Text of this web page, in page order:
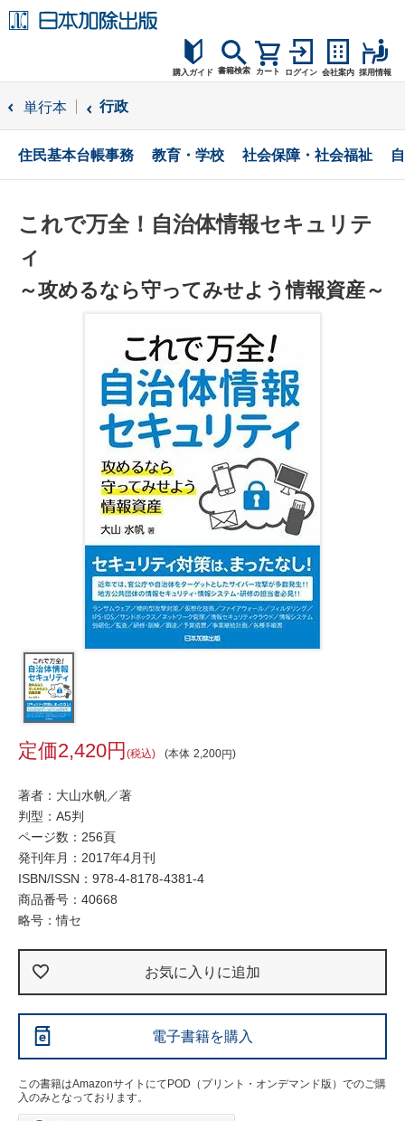
購入ガイド
購入ガイド
読者サポート
書籍検索 カート ログイン 会社案内 採用情報
単行本 行政
住民基本台帳事務 教育・学校 社会保障・社会福祉
これで万全！自治体情報セキュリテ
ィ
～攻めるなら守ってみせよう情報資産～
本体 2,200
2,420 税込
著者：大山水帆／著
判型：A5判
ページ数：256頁
発刊年月：2017年4月刊
ISBN/ISSN： 978-4-8178-4381-4
商品番号：40668
略号：情セ
お気に入りに追加
電子書籍を購入
この書籍はAmazonサイトにてPOD（プリント・オンデマンド版）でのご購
入のみとなっております。